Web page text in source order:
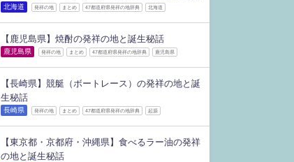
北海道 発祥の地 まとめ 47都道府県発祥の地辞典 北海道
【鹿児島県】焼酎の発祥の地と誕生秘話
鹿児島県 発祥の地 まとめ 47都道府県発祥の地辞典 鹿児島県
【長崎県】競艇（ボートレース）の発祥の地と誕
生秘話
長崎県 発祥の地 まとめ 47都道府県発祥の地辞典 起源
【東京都・京都府・沖縄県】食べるラー油の発祥
の地と誕生秘話